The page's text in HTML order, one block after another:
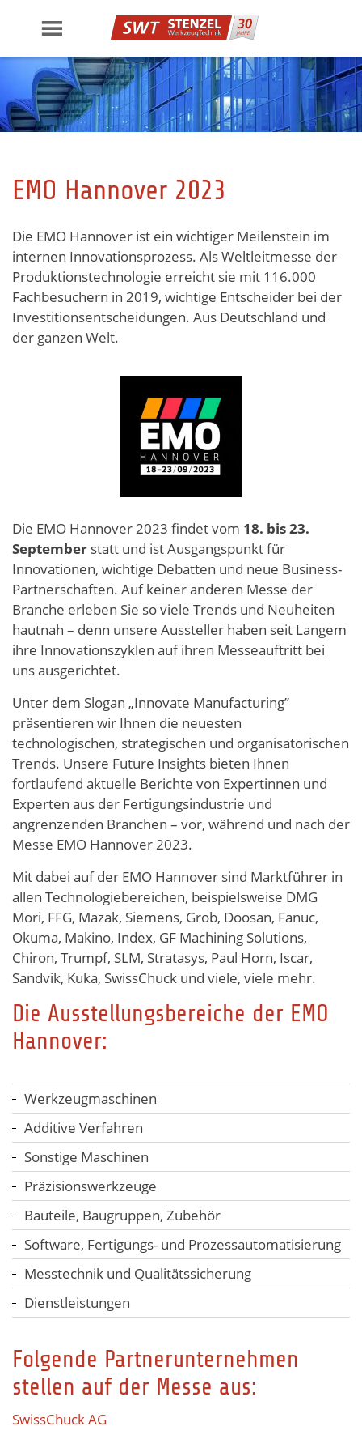
EMO Hannover 2023
Die EMO Hannover ist ein wichtiger Meilenstein im
internen Innovationsprozess. Als Weltleitmesse der
Produktionstechnologie erreicht sie mit 116.000
Fachbesuchern in 2019, wichtige Entscheider bei der
Investitionsentscheidungen. Aus Deutschland und
der ganzen Welt.
Die EMO Hannover 2023 findet vom 18. bis 23.
September statt und ist Ausgangspunkt für
Innovationen, wichtige Debatten und neue Business-
Partnerschaften. Auf keiner anderen Messe der
Branche erleben Sie so viele Trends und Neuheiten
hautnah – denn unsere Aussteller haben seit Langem
ihre Innovationszyklen auf ihren Messeauftritt bei
uns ausgerichtet.
Unter dem Slogan „Innovate Manufacturing”
präsentieren wir Ihnen die neuesten
technologischen, strategischen und organisatorischen
Trends. Unsere Future Insights bieten Ihnen
fortlaufend aktuelle Berichte von Expertinnen und
Experten aus der Fertigungsindustrie und
angrenzenden Branchen – vor, während und nach der
Messe EMO Hannover 2023.
Mit dabei auf der EMO Hannover sind Marktführer in
allen Technologiebereichen, beispielsweise DMG
Mori, FFG, Mazak, Siemens, Grob, Doosan, Fanuc,
Okuma, Makino, Index, GF Machining Solutions,
Chiron, Trumpf, SLM, Stratasys, Paul Horn, Iscar,
Sandvik, Kuka, SwissChuck und viele, viele mehr.
Die Ausstellungsbereiche der EMO
Hannover:
Werkzeugmaschinen
Additive Verfahren
Sonstige Maschinen
Präzisionswerkzeuge
Bauteile, Baugruppen, Zubehör
Software, Fertigungs- und Prozessautomatisierung
Messtechnik und Qualitätssicherung
Dienstleistungen
Folgende Partnerunternehmen
stellen auf der Messe aus:
SwissChuckAG